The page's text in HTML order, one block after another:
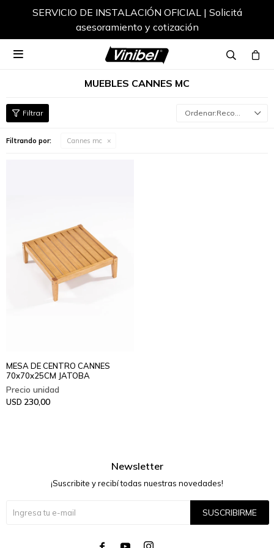
SERVICIO DE INSTALACIÓN OFICIAL | Solicitá
asesoramiento y cotización

MUEBLES CANNES MC
Recomendados
Filtrando por: Cannes mc
MESA DE CENTRO CANNES
70x70x25CM JATOBA
USD 230,00
Newsletter
¡Suscribite y recibí todas nuestras novedades!
SUSCRIBIRME
  